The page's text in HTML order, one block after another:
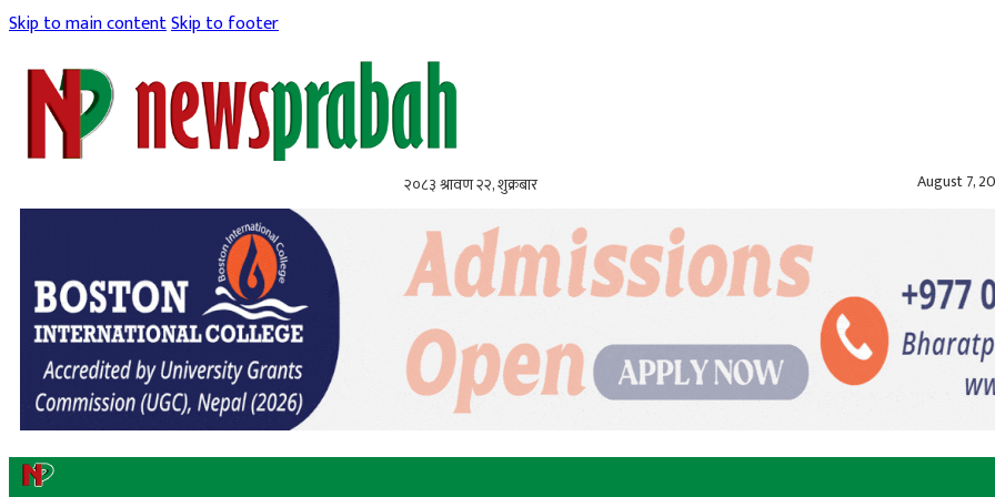
Skip to main contentSkip to footer
२०८३ श्रावण २२, शुक्रबार August 7,